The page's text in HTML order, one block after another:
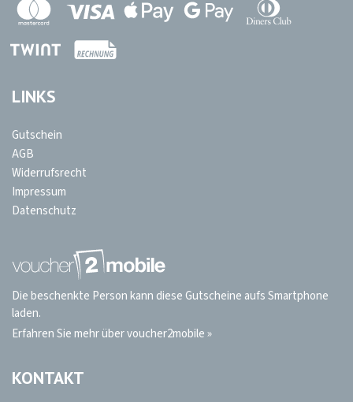
LINKS
Gutschein
AGB
Widerrufsrecht
Impressum
Datenschutz
Die beschenkte Person kann diese Gutscheine aufs Smartphone
laden.
Erfahren Sie mehr über voucher2mobile »
KONTAKT